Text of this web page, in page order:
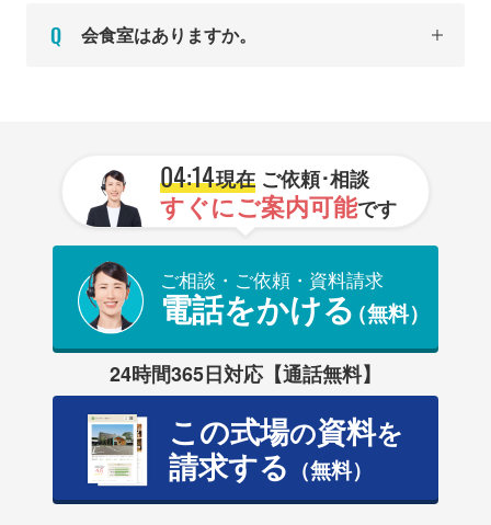
会食室はありますか。
04:14現在ご依頼･相談
すぐにご案内可能です
ご相談・ご依頼・資料請求
電話をかける（無料）
24時間365日対応【通話無料】
この式場の資料を
請求する （無料）